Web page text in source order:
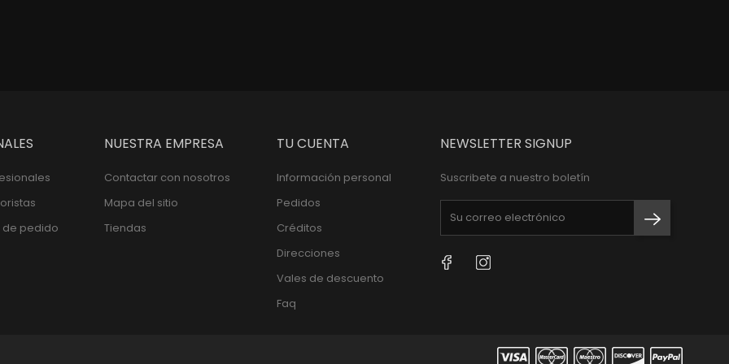
de pedido
NUESTRA EMPRESA
Contactar con nosotros
Mapa del sitio
Tiendas
TU CUENTA
Información personal
Pedidos
Créditos
Direcciones
Vales de descuento
Faq
NEWSLETTER SIGNUP
Suscribete a nuestro boletín
FacebookInstagram